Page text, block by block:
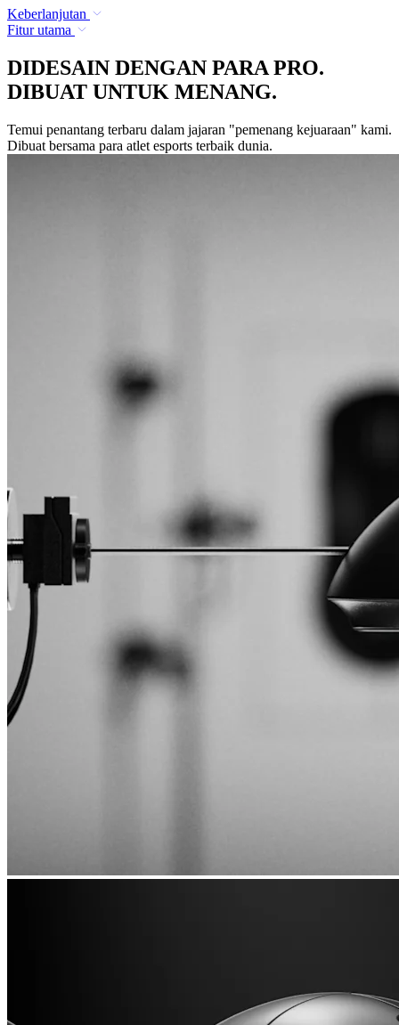
Keberlanjutan
Fitur utama
DIDESAIN DENGAN PARA PRO.
DIBUAT UNTUK MENANG.
Temui penantang terbaru dalam jajaran "pemenang kejuaraan" kami.
Dibuat bersama para atlet esports terbaik dunia.